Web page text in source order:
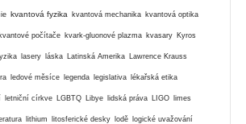
kvantová fyzika kvantová mechanika kvantová optika
kvantové počítače kvark-gluonové plazma kvasary Kyros
lasery láska Latinská Amerika Lawrence Krauss
ledové měsíce legenda legislativa lékařská etika
letniční církve LGBTQ Libye lidská práva LIGO limes
lithium litosferické desky lodě logické uvažování